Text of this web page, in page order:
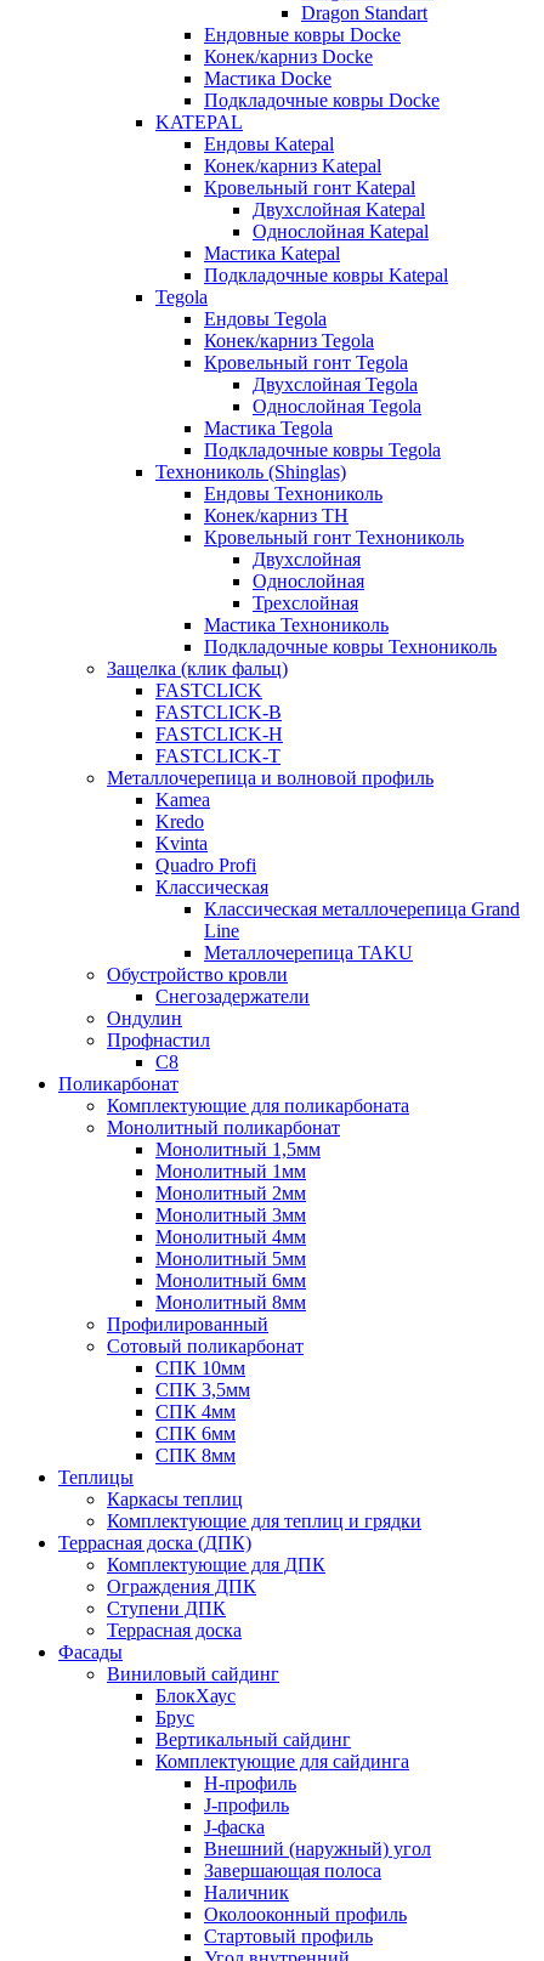
Dragon Standart
Ендовные ковры Docke
Конек/карниз Docke
Мастика Docke
Подкладочные ковры Docke
KATEPAL
Ендовы Katepal
Конек/карниз Katepal
Кровельный гонт Katepal
Двухслойная Katepal
Однослойная Katepal
Мастика Katepal
Подкладочные ковры Katepal
Tegola
Ендовы Tegola
Конек/карниз Tegola
Кровельный гонт Tegola
Двухслойная Tegola
Однослойная Tegola
Мастика Tegola
Подкладочные ковры Tegola
Технониколь (Shinglas)
Ендовы Технониколь
Конек/карниз ТН
Кровельный гонт Технониколь
Двухслойная
Однослойная
Трехслойная
Мастика Технониколь
Подкладочные ковры Технониколь
Защелка (клик фальц)
FASTCLICK
FASTCLICK-B
FASTCLICK-H
FASTCLICK-T
Металлочерепица и волновой профиль
Kamea
Kredo
Kvinta
Quadro Profi
Классическая
Классическая металлочерепица Grand
Line
Металлочерепица TAKU
Обустройство кровли
Снегозадержатели
Ондулин
Профнастил
С8
Поликарбонат
Комплектующие для поликарбоната
Монолитный поликарбонат
Монолитный 1,5мм
Монолитный 1мм
Монолитный 2мм
Монолитный 3мм
Монолитный 4мм
Монолитный 5мм
Монолитный 6мм
Монолитный 8мм
Профилированный
Сотовый поликарбонат
СПК 10мм
СПК 3,5мм
СПК 4мм
СПК 6мм
СПК 8мм
Теплицы
Каркасы теплиц
Комплектующие для теплиц и грядки
Террасная доска (ДПК)
Комплектующие для ДПК
Ограждения ДПК
Ступени ДПК
Террасная доска
Фасады
Виниловый сайдинг
БлокХаус
Брус
Вертикальный сайдинг
Комплектующие для сайдинга
H-профиль
J-профиль
J-фаска
Внешний (наружный) угол
Завершающая полоса
Наличник
Околооконный профиль
Стартовый профиль